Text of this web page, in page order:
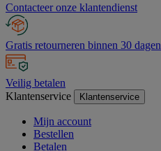
Contacteer onze klantendienst
Gratis retourneren binnen 30 dagen
Veilig betalen
Klantenservice
Klantenservice
Mijn account
Bestellen
Betalen